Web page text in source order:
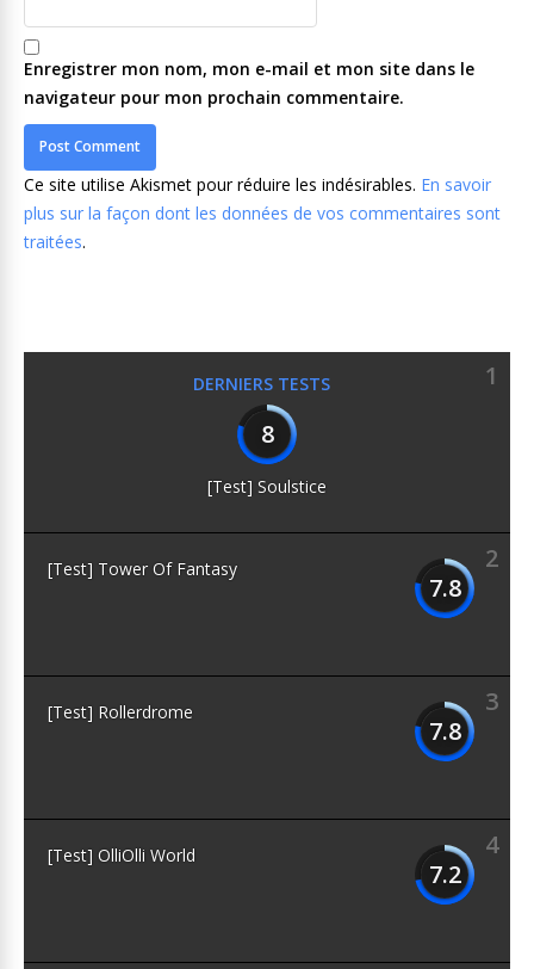
Enregistrer mon nom, mon e-mail et mon site dans le
navigateur pour mon prochain commentaire.
Ce site utilise Akismet pour réduire les indésirables. En savoir
plus sur la façon dont les données de vos commentaires sont
traitées.
DERNIERS TESTS
1
8
[Test] Soulstice
2
7.8
[Test] Tower Of Fantasy
3
7.8
[Test] Rollerdrome
4
7.2
[Test] OlliOlli World